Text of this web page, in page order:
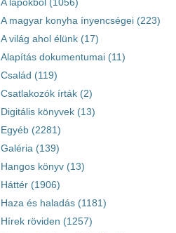
A magyar konyha ínyencségei (223)
A világ ahol élünk (17)
Alapítás dokumentumai (11)
Család (119)
Csatlakozók írták (2)
Digitális könyvek (13)
Egyéb (2281)
Galéria (139)
Hangos könyv (13)
Háttér (1906)
Haza és haladás (1181)
Hírek röviden (1257)